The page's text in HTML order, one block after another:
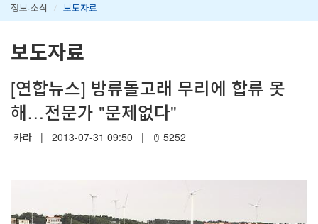
정보·소식 / 보도자료
보도자료
[연합뉴스] 방류돌고래 무리에 합류 못
해…전문가 "문제없다"
카라 | 2013-07-31 09:50 | 5252